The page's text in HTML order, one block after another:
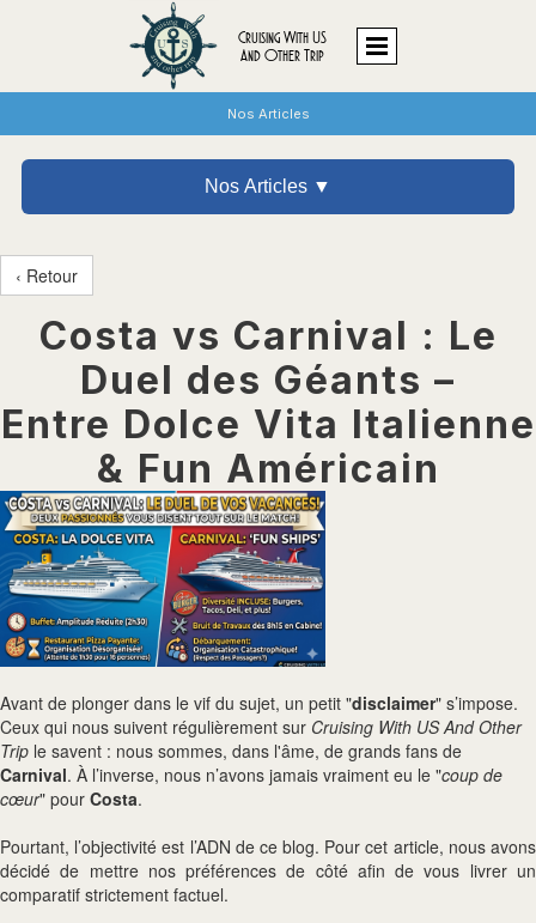
Cruising With US
And Other Trip
Nos Articles
Nos Articles ▼
‹ Retour
Costa vs Carnival : Le
Duel des Géants –
Entre Dolce Vita Italienne
& Fun Américain
Avant de plonger dans le vif du sujet, un petit "disclaimer" s’impose.
Ceux qui nous suivent régulièrement sur Cruising With US And Other
Trip le savent : nous sommes, dans l'âme, de grands fans de
Carnival. À l’inverse, nous n’avons jamais vraiment eu le "coup de
cœur" pour Costa.
Pourtant, l’objectivité est l’ADN de ce blog. Pour cet article, nous avons
décidé de mettre nos préférences de côté afin de vous livrer un
comparatif strictement factuel.